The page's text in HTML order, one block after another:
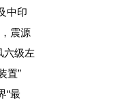
中印
震源
六级左
置”
“最